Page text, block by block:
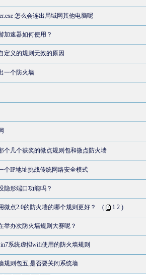
怎么会连出局域网其他电脑呢
加速器如何使用？
定义的规则无效的原因
一个防火墙
个几个获奖的微点规则包和微点防火墙
个IP地址挑战传统网络安全模式
隐形端口功能吗？
微点2.0的防火墙的哪个规则更好？ ( 1 2 )
举办次防火墙规则大赛呢？
系统虚拟wifi使用的防火墙规则
规则包五,是否要关闭系统墙